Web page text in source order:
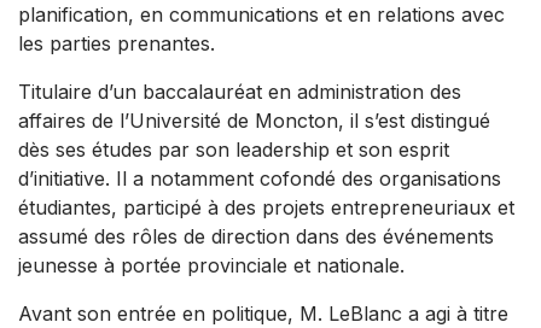
planification, en communications et en relations avec
les parties prenantes.
Titulaire d’un baccalauréat en administration des
affaires de l’Université de Moncton, il s’est distingué
dès ses études par son leadership et son esprit
d’initiative. Il a notamment cofondé des organisations
étudiantes, participé à des projets entrepreneuriaux et
assumé des rôles de direction dans des événements
jeunesse à portée provinciale et nationale.
Avant son entrée en politique, M. LeBlanc a agi à titre